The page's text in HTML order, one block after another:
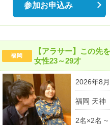
参加お申込み
福岡
【アラサー】この先
女性23～29才
2026年8
福岡 天神
2名×2名 ~